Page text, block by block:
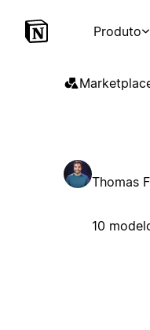
Produto
Thomas
10